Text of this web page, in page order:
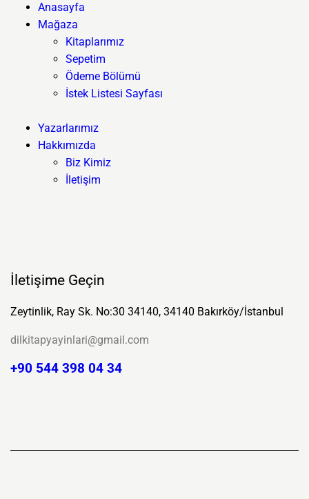
Anasayfa
Mağaza
Kitaplarımız
Sepetim
Ödeme Bölümü
İstek Listesi Sayfası
Yazarlarımız
Hakkımızda
Biz Kimiz
İletişim
İletişime Geçin
Zeytinlik, Ray Sk. No:30 34140, 34140 Bakırköy/İstanbul
dilkitapyayinlari@gmail.com
+90 544 398 04 34